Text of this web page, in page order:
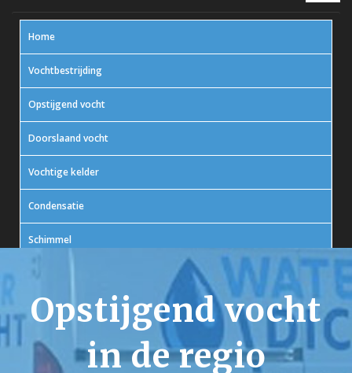
Home
Vochtbestrijding
Opstijgend vocht
Doorslaand vocht
Vochtige kelder
Condensatie
Schimmel
Contact
Opstijgend vocht
in de regio